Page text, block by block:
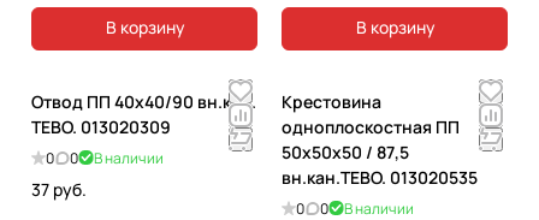
В корзину
В корзину
Отвод ПП 40х40/90 вн.кан.
ТЕВО. 013020309
0 0 В наличии
37 руб.
Крестовина
одноплоскостная ПП
50х50х50 / 87,5
вн.кан.TEBO. 013020535
0 0 В наличии